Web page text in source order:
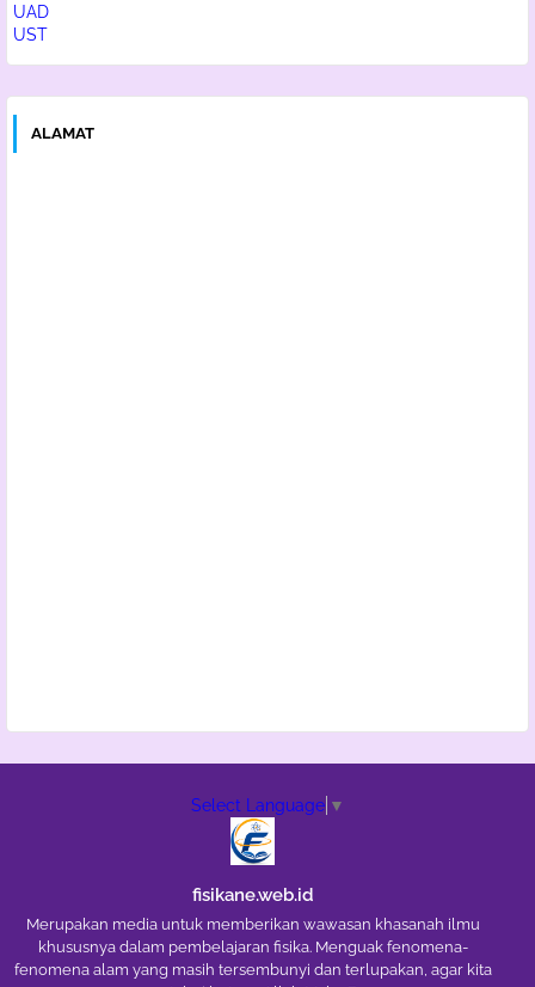
UAD
UST
ALAMAT
Select Language ▼
fisikane.web.id
Merupakan media untuk memberikan wawasan khasanah ilmu
khususnya dalam pembelajaran fisika. Menguak fenomena-
fenomena alam yang masih tersembunyi dan terlupakan, agar kita